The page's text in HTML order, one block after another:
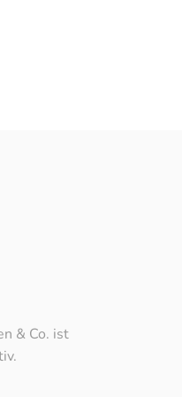
& Co. ist